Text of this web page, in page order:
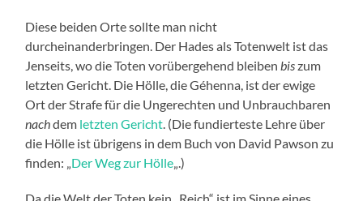
Diese beiden Orte sollte man nicht
durcheinanderbringen. Der Hades als Totenwelt ist das
Jenseits, wo die Toten vorübergehend bleiben biszum
letzten Gericht. Die Hölle, die Géhenna, ist der ewige
Ort der Strafe für die Ungerechten und Unbrauchbaren
nachdem letzten Gericht . (Die fundierteste Lehre über
die Hölle ist übrigens in dem Buch von David Pawson zu
finden: „ Der Weg zur Hölle „.)
Da die Welt der Toten kein „Reich“ ist im Sinne eines